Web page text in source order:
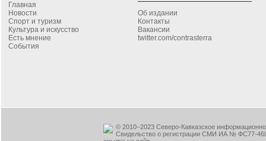
Главная
Новости
Спорт и туризм
Культура и искусство
Есть мнение
События
Об издании
Контакты
Вакансии
twitter.com/contrasterra
© 2010–2023 Северо-Кавказское
Свидельство о регистрации СМИ ИА № ФС77-